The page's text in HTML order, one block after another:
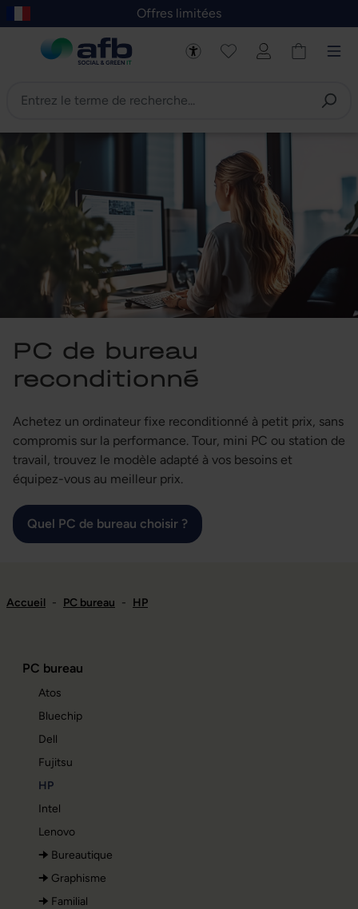
au contenu principal
Skip to B2B platform navigation
Offres limitées
PC de bureau
reconditionné
Achetez un ordinateur fixe reconditionné à petit prix, sans
compromis sur la performance. Tour, mini PC ou station de
travail, trouvez le modèle adapté à vos besoins et
équipez-vous au meilleur prix.
Quel PC de bureau choisir ?
Accueil - PC bureau - HP
PC bureau
Atos
Bluechip
Dell
Fujitsu
HP
Intel
Lenovo
🠊 Bureautique
🠊 Graphisme
🠊 Familial